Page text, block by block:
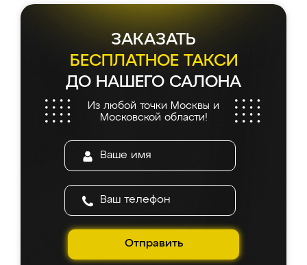
довольна, все выглядит так, как и ожидала.
ЗАКАЗАТЬ
БЕСПЛАТНОЕ ТАКСИ
ДО НАШЕГО САЛОНА
Из любой точки Москвы и
Московской области!
Отправить